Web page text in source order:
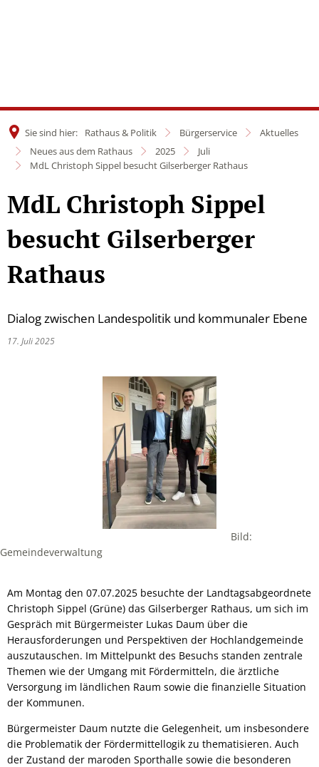
Sie sind hier: Rathaus & Politik Bürgerservice
Aktuelles
Neues aus dem Rathaus
2025
Juli
MdL Christoph Sippel besucht Gilserberger Rathaus
MdL Christoph Sippel
besucht Gilserberger
Rathaus
Dialog zwischen Landespolitik und kommunaler Ebene
17. Juli 2025
Bild:
Gemeindeverwaltung
Am Montag den 07.07.2025 besuchte der Landtagsabgeordnete
Christoph Sippel (Grüne) das Gilserberger Rathaus, um sich im
Gespräch mit Bürgermeister Lukas Daum über die
Herausforderungen und Perspektiven der Hochlandgemeinde
auszutauschen. Im Mittelpunkt des Besuchs standen zentrale
Themen wie der Umgang mit Fördermitteln, die ärztliche
Versorgung im ländlichen Raum sowie die finanzielle Situation
der Kommunen.
Bürgermeister Daum nutzte die Gelegenheit, um insbesondere
die Problematik der Fördermittellogik zu thematisieren. Auch
der Zustand der maroden Sporthalle sowie die besonderen